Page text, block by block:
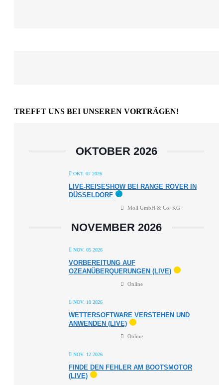
TREFFT UNS BEI UNSEREN VORTRÄGEN!
OKTOBER 2026
OKT. 07 2026
LIVE-REISESHOW BEI RANGE ROVER IN
DÜSSELDORF
Moll GmbH & Co. KG
NOVEMBER 2026
NOV. 05 2026
VORBEREITUNG AUF
OZEANÜBERQUERUNGEN (LIVE)
Online
NOV. 10 2026
WETTERSOFTWARE VERSTEHEN UND
ANWENDEN (LIVE)
Online
NOV. 12 2026
FINDE DEN FEHLER AM BOOTSMOTOR
(LIVE)